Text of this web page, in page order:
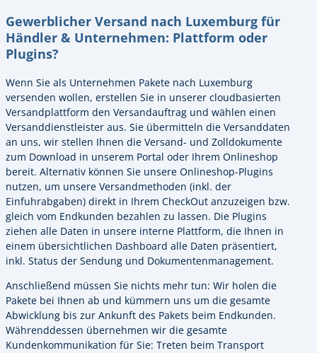
Gewerblicher Versand nach Luxemburg für
Händler & Unternehmen: Plattform oder
Plugins?
Wenn Sie als Unternehmen Pakete nach Luxemburg
versenden wollen, erstellen Sie in unserer cloudbasierten
Versandplattform den Versandauftrag und wählen einen
Versanddienstleister aus. Sie übermitteln die Versanddaten
an uns, wir stellen Ihnen die Versand- und Zolldokumente
zum Download in unserem Portal oder Ihrem Onlineshop
bereit. Alternativ können Sie unsere Onlineshop-Plugins
nutzen, um unsere Versandmethoden (inkl. der
Einfuhrabgaben) direkt in Ihrem CheckOut anzuzeigen bzw.
gleich vom Endkunden bezahlen zu lassen. Die Plugins
ziehen alle Daten in unsere interne Plattform, die Ihnen in
einem übersichtlichen Dashboard alle Daten präsentiert,
inkl. Status der Sendung und Dokumentenmanagement.
Anschließend müssen Sie nichts mehr tun: Wir holen die
Pakete bei Ihnen ab und kümmern uns um die gesamte
Abwicklung bis zur Ankunft des Pakets beim Endkunden.
Währenddessen übernehmen wir die gesamte
Kundenkommunikation für Sie: Treten beim Transport